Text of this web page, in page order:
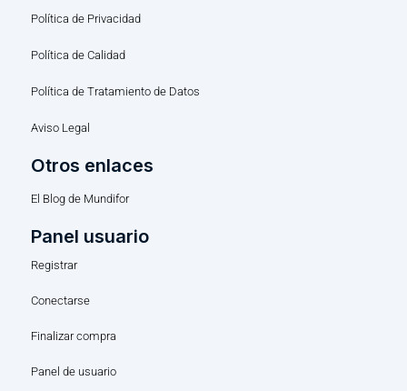
Política de Privacidad
Política de Calidad
Política de Tratamiento de Datos
Aviso Legal
Otros enlaces
El Blog de Mundifor
Panel usuario
Registrar
Conectarse
Finalizar compra
Panel de usuario